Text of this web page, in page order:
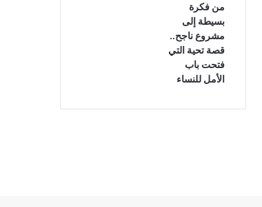
من فكرة
بسيطة إلى
مشروع ناجح..
قصة تحية التي
فتحت باب
الأمل للنساء